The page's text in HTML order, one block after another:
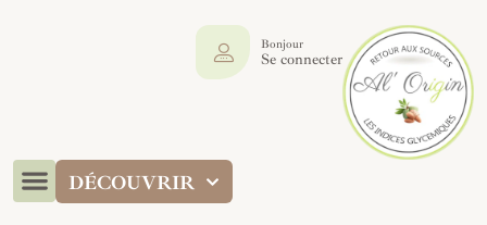
DÉCOUVRIR
Bonjour
Se connecter